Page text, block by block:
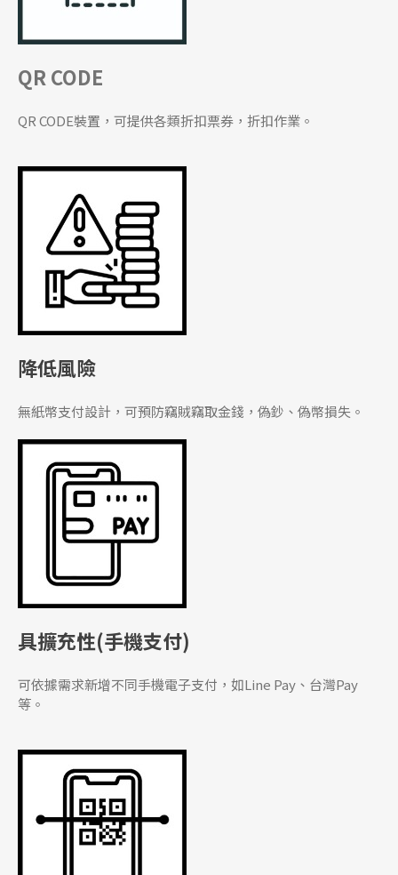
QR CODE
QR CODE裝置，可提供各類折扣票券，折扣作業。
降低風險
無紙幣支付設計，可預防竊賊竊取金錢，偽鈔、偽幣損失。
具擴充性(手機支付)
可依據需求新增不同手機電子支付，如Line Pay、台灣Pay
等。